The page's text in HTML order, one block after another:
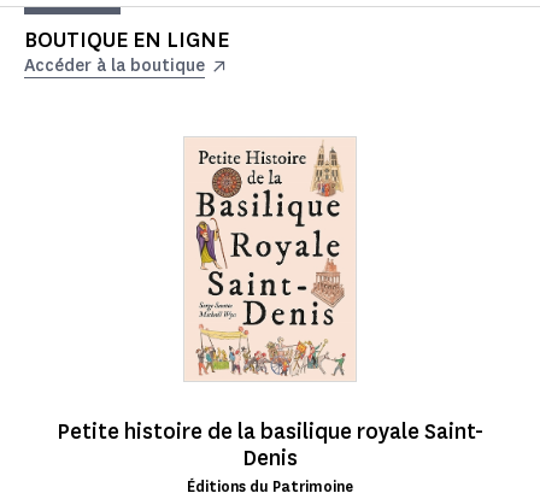
BOUTIQUE EN LIGNE
Accéder à la boutique
Petite histoire de la basilique royale Saint-
Denis
Éditions du Patrimoine